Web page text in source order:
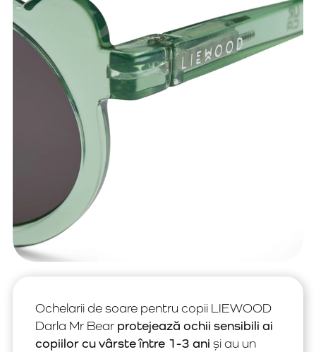
Ochelarii de soare pentru copii LIEWOOD
Darla Mr Bear protejează ochii sensibili ai
copiilor cu vârste între 1-3 ani și au un